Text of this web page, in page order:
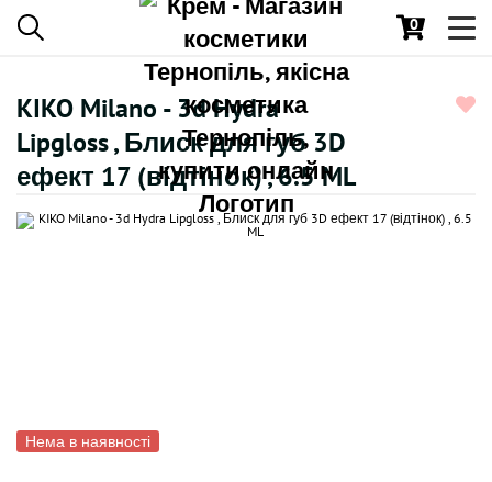
0
KIKO Milano - 3d Hydra
Lipgloss , Блиск для губ 3D
ефект 17 (відтінок) , 6.5 ML
Нема в наявності